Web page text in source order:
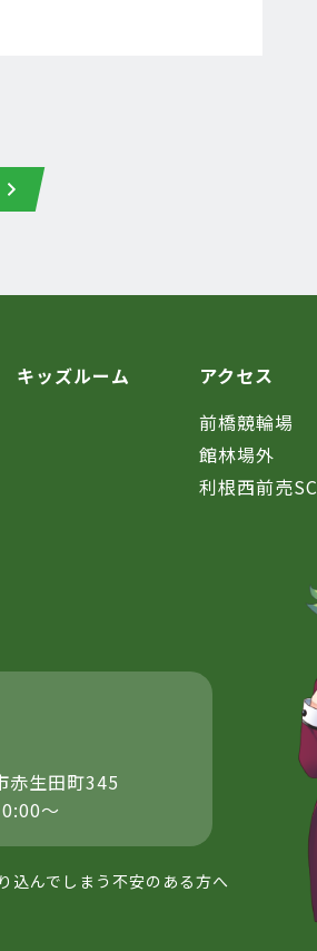
キッズルーム
アクセス
前橋競輪場
館林場外
利根西前売SC
赤生田町345
～
込んでしまう不安のある方へ